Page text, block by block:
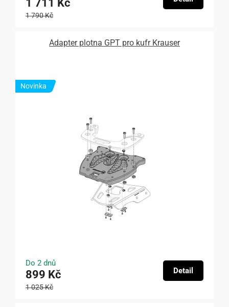
1 711 Kč
1 790 Kč
Adapter plotna GPT pro kufr Krauser
Novinka
Do 2 dnů
899 Kč
1 025 Kč
Detail